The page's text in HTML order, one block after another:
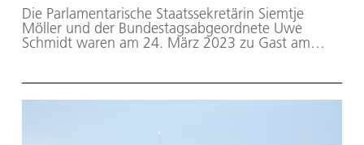
Die Parlamentarische Staatssekretärin Siemtje
Möller und der Bundestagsabgeordnete Uwe
Schmidt waren am 24. März 2023 zu Gast am
informierten sie sich über die Sicherheitsforschung
am DLR und lernten aktuelle Projekte des DLR-
Infrastrukturen kennen.